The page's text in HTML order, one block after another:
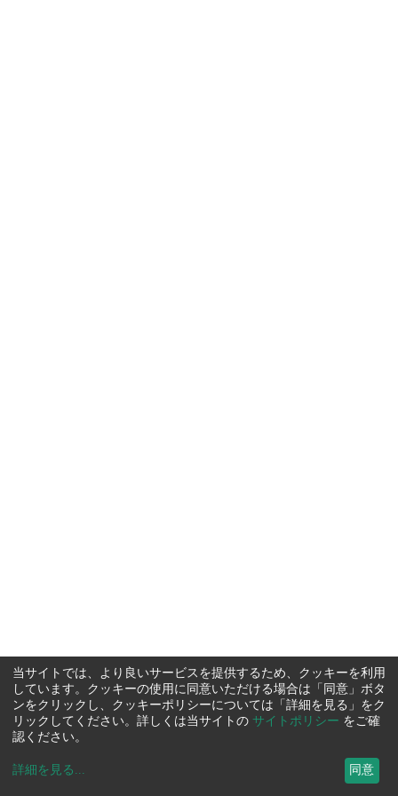
当サイトでは、より良いサービスを提供するため、クッキーを利用
しています。クッキーの使用に同意いただける場合は「同意」ボタ
ンをクリックし、クッキーポリシーについては「詳細を見る」をク
リックしてください。詳しくは当サイトの サイトポリシー をご確
認ください。
詳細を見る ... 同意